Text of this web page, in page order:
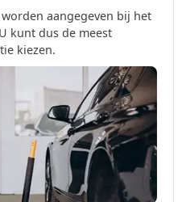
aangegeven bij het
kunt dus de meest
kiezen.